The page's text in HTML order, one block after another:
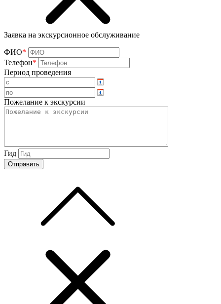
Заявка на экскурсионное обслуживание
ФИО*
Телефон*
Период проведения
Пожелание к экскурсии
Гид